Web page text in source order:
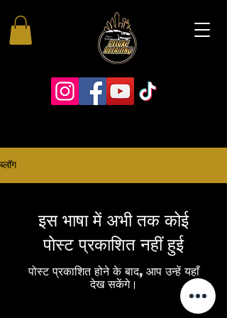
ब्लॉग
इस भाषा में अभी तक कोई
पोस्ट प्रकाशित नहीं हुई
पोस्ट प्रकाशित होने के बाद, आप उन्हें यहाँ
देख सकेंगे।